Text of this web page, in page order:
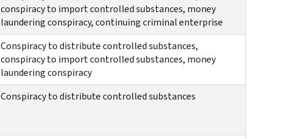
conspiracy to import controlled substances, money
laundering conspiracy, continuing criminal enterprise
Conspiracy to distribute controlled substances,
conspiracy to import controlled substances, money
laundering conspiracy
Conspiracy to distribute controlled substances